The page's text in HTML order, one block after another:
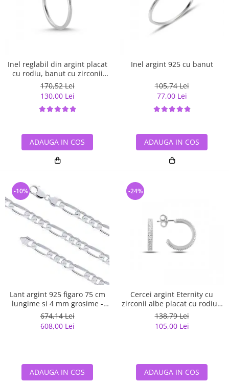
Inel reglabil din argint placat
cu rodiu, banut cu zirconii
albe si albastre
170,52 Lei
130,00 Lei
ADAUGA IN COS
Inel argint 925 cu banut
105,74 Lei
77,00 Lei
ADAUGA IN COS
Lant argint 925 figaro 75 cm
lungime si 4 mm grosime -
Classical You LSX0141
674,14 Lei
608,00 Lei
-10%
ADAUGA IN COS
Cercei argint Eternity cu
zirconii albe placat cu rodiu -
ETU0153
138,79 Lei
105,00 Lei
-24%
ADAUGA IN COS